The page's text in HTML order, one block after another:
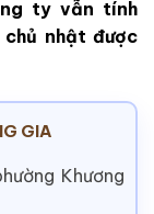
ty vẫn tính
chủ nhật được
GIA
Khương